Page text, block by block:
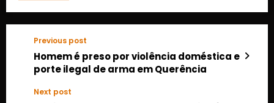
Previous post
Homem é preso por violência doméstica e
porte ilegal de arma em Querência
Next post